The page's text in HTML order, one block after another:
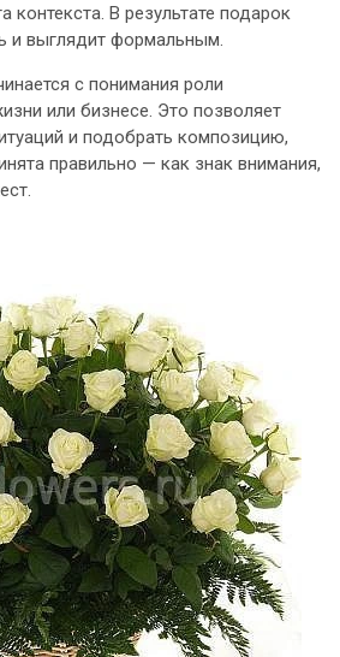
контекста. В результате подарок
и выглядит формальным.
с понимания роли
или бизнесе. Это позволяет
и подобрать композицию,
правильно — как знак внимания,